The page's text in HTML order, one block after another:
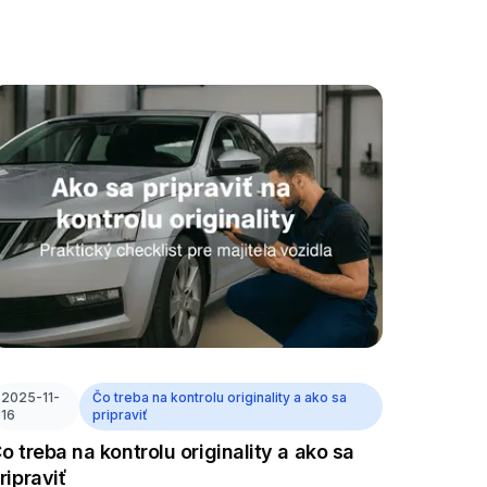
2025-11-
16
Čo treba na kontrolu originality a ako sa
pripraviť
treba na kontrolu originality a ako sa